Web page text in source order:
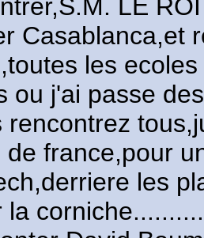
LE
Casablanca,et
les
ou j'ai passe
rencontrez
de france,pour
les
la